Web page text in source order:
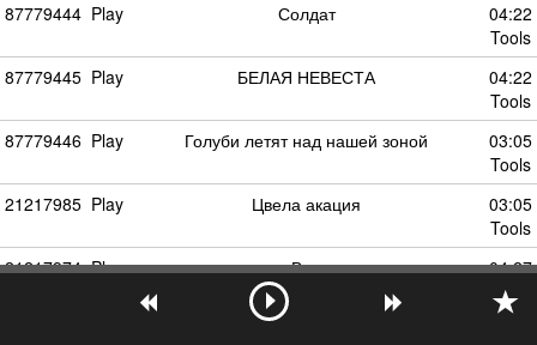
87779444 Play Солдат
04:22
Tools
87779445 Play БЕЛАЯ НЕВЕСТА
04:22
Tools
87779446 Play Голуби летят над нашей зоной
03:05
Tools
21217985 Play Цвела акация
03:05
Tools
21217974 Play Вор
04:27
Tools